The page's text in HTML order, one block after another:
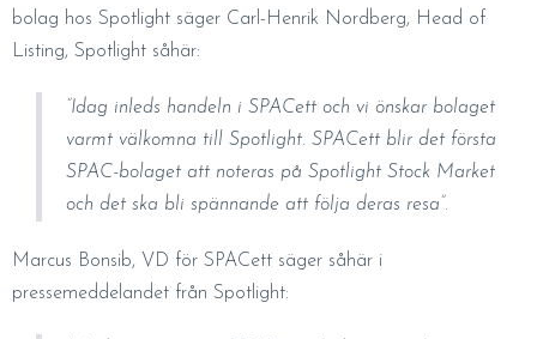
bolag hos Spotlight säger Carl-Henrik Nordberg, Head of
Listing, Spotlight såhär:
”Idag inleds handeln i SPACett och vi önskar bolaget
varmt välkomna till Spotlight. SPACett blir det första
SPAC-bolaget att noteras på Spotlight Stock Market
och det ska bli spännande att följa deras resa”.
Marcus Bonsib, VD för SPACett säger såhär i
pressemeddelandet från Spotlight: